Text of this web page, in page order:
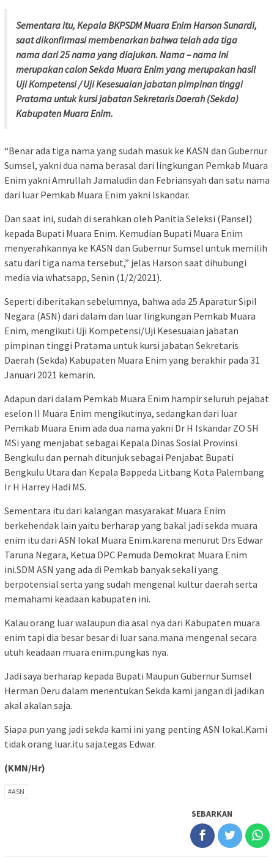
Sementara itu, Kepala BKPSDM Muara Enim Harson Sunardi,
saat dikonfirmasi membenarkan bahwa telah ada tiga
nama dari 25 nama yang diajukan. Nama – nama ini
merupakan calon Sekda Muara Enim yang merupakan hasil
Uji Kompetensi / Uji Kesesuaian jabatan pimpinan tinggi
Pratama untuk kursi jabatan Sekretaris Daerah (Sekda)
Kabupaten Muara Enim.
“Benar ada tiga nama yang sudah masuk ke KASN dan Gubernur
Sumsel, yakni dua nama berasal dari lingkungan Pemkab Muara
Enim yakni Amrullah Jamaludin dan Febriansyah dan satu nama
dari luar Pemkab Muara Enim yakni Iskandar.
Dan saat ini, sudah di serahkan oleh Panitia Seleksi (Pansel)
kepada Bupati Muara Enim. Kemudian Bupati Muara Enim
menyerahkannya ke KASN dan Gubernur Sumsel untuk memilih
satu dari tiga nama tersebut,” jelas Harson saat dihubungi
media via whatsapp, Senin (1/2/2021).
Seperti diberitakan sebelumnya, bahwa ada 25 Aparatur Sipil
Negara (ASN) dari dalam dan luar lingkungan Pemkab Muara
Enim, mengikuti Uji Kompetensi/Uji Kesesuaian jabatan
pimpinan tinggi Pratama untuk kursi jabatan Sekretaris
Daerah (Sekda) Kabupaten Muara Enim yang berakhir pada 31
Januari 2021 kemarin.
Adapun dari dalam Pemkab Muara Enim hampir seluruh pejabat
eselon II Muara Enim mengikutinya, sedangkan dari luar
Pemkab Muara Enim ada dua nama yakni Dr H Iskandar ZO SH
MSi yang menjabat sebagai Kepala Dinas Sosial Provinsi
Bengkulu dan pernah ditunjuk sebagai Penjabat Bupati
Bengkulu Utara dan Kepala Bappeda Litbang Kota Palembang
Ir H Harrey Hadi MS.
Sementara itu dari kalangan masyarakat Muara Enim
berkehendak lain yaitu berharap yang bakal jadi sekda muara
enim itu dari ASN lokal Muara Enim.karena menurut Drs Edwar
Taruna Negara, Ketua DPC Pemuda Demokrat Muara Enim
ini.SDM ASN yang ada di Pemkab banyak sekali yang
berpotensial serta yang sudah mengenal kultur daerah serta
memahami keadaan kabupaten ini.
Kalau orang luar walaupun dia asal nya dari Kabupaten muara
enim tapi dia besar besar di luar sana.mana mengenal secara
utuh keadaan muara enim.pungkas nya.
Jadi saya berharap kepada Bupati Maupun Gubernur Sumsel
Herman Deru dalam menentukan Sekda kami jangan di jadikan
akal akalan saja.
Siapa pun yang jadi sekda kami ini yang penting ASN lokal.Kami
tidak orang luar.itu saja.tegas Edwar.
(KMN/Hr)
#ASN
SEBARKAN